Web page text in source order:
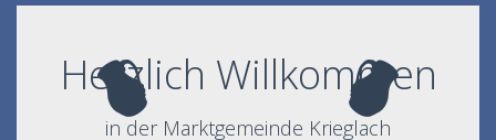
Herzlich Willkommen
in der Marktgemeinde Krieglach